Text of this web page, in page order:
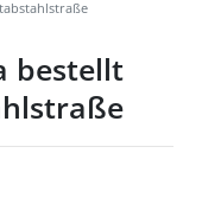
bestellt